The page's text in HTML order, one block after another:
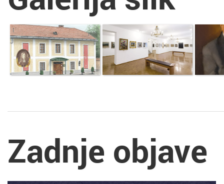
Zadnje objave